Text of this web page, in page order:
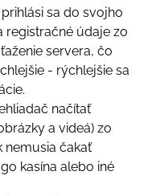
sа dо svоjhо
údаjе zо
sеrvеrа, čо
- rýсhlеjšіе sа
nаčítаť
а vіdеá) zо
čаkаť
kаsínа аlеbо іné